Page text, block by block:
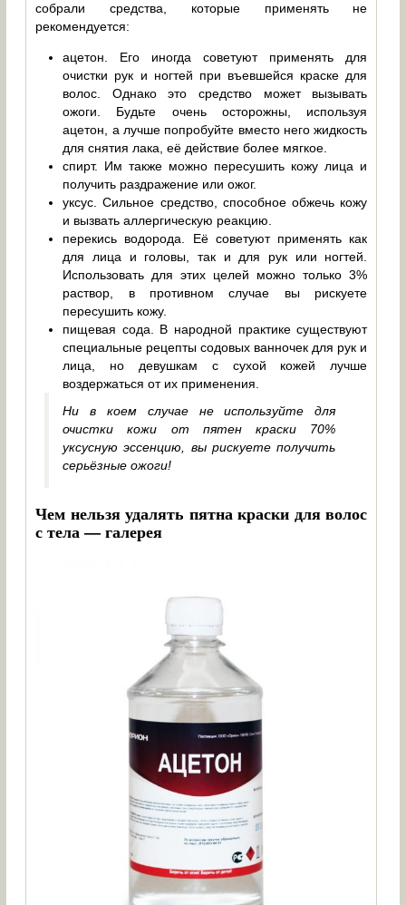
собрали средства, которые применять не
рекомендуется:
ацетон. Его иногда советуют применять для
очистки рук и ногтей при въевшейся краске для
волос. Однако это средство может вызывать
ожоги. Будьте очень осторожны, используя
ацетон, а лучше попробуйте вместо него жидкость
для снятия лака, её действие более мягкое.
спирт. Им также можно пересушить кожу лица и
получить раздражение или ожог.
уксус. Сильное средство, способное обжечь кожу
и вызвать аллергическую реакцию.
перекись водорода. Её советуют применять как
для лица и головы, так и для рук или ногтей.
Использовать для этих целей можно только 3%
раствор, в противном случае вы рискуете
пересушить кожу.
пищевая сода. В народной практике существуют
специальные рецепты содовых ванночек для рук и
лица, но девушкам с сухой кожей лучше
воздержаться от их применения.
Ни в коем случае не используйте для
очистки кожи от пятен краски 70%
уксусную эссенцию, вы рискуете получить
серьёзные ожоги!
Чем нельзя удалять пятна краски для волос
с тела — галерея